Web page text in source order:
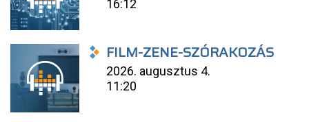
16:12
FILM-ZENE-SZÓRAKOZÁS
2026. augusztus 4.
11:20